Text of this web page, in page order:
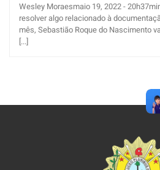
Wesley Moraesmaio 19, 2022 -
resolver algo relacionado à
mês, Sebastião Roque do Nascimento
[...]